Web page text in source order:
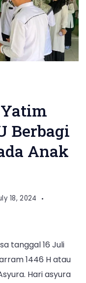
Berbagi
Anak
18, 2024
tanggal 16 Juli
1446 H atau
Hari asyura